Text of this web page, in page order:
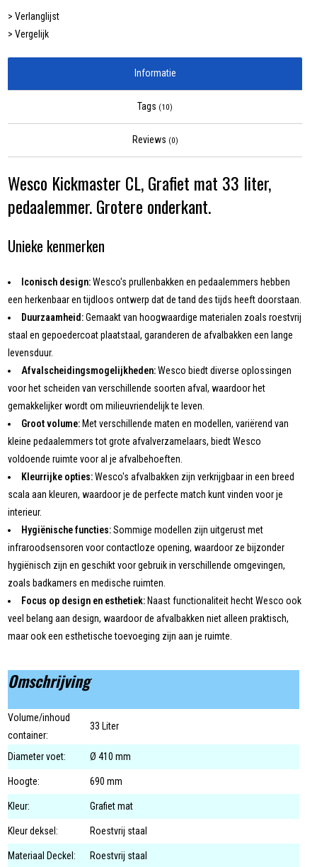
> Verlanglijst
> Vergelijk
Informatie
Tags (10)
Reviews (0)
Wesco Kickmaster CL, Grafiet mat 33 liter,
pedaalemmer. Grotere onderkant.
Unieke kenmerken
Iconisch design:Wesco's prullenbakken en pedaalemmers hebben
een herkenbaar en tijdloos ontwerp dat de tand des tijds heeft doorstaan.
Duurzaamheid:Gemaakt van hoogwaardige materialen zoals roestvrij
staal en gepoedercoat plaatstaal, garanderen de afvalbakken een lange
levensduur.
Afvalscheidingsmogelijkheden:Wesco biedt diverse oplossingen
voor het scheiden van verschillende soorten afval, waardoor het
gemakkelijker wordt om milieuvriendelijk te leven.
Groot volume: Met verschillende maten en modellen, variërend van
kleine pedaalemmers tot grote afvalverzamelaars, biedt Wesco
voldoende ruimte voor al je afvalbehoeften.
Kleurrijke opties:Wesco's afvalbakken zijn verkrijgbaar in een breed
scala aan kleuren, waardoor je de perfecte match kunt vinden voor je
interieur.
Hygiënische functies:Sommige modellen zijn uitgerust met
infraroodsensoren voor contactloze opening, waardoor ze bijzonder
hygiënisch zijn en geschikt voor gebruik in verschillende omgevingen,
zoals badkamers en medische ruimten.
Focus op design en esthetiek: Naast functionaliteit hecht Wesco ook
veel belang aan design, waardoor de afvalbakken niet alleen praktisch,
maar ook een esthetische toevoeging zijn aan je ruimte.
Omschrijving
Volume/inhoud
container:
33 Liter
Diameter voet: Ø 410 mm
Hoogte: 690 mm
Kleur: Grafiet mat
Kleur deksel: Roestvrij staal
Materiaal Deckel:
Roestvrij staal